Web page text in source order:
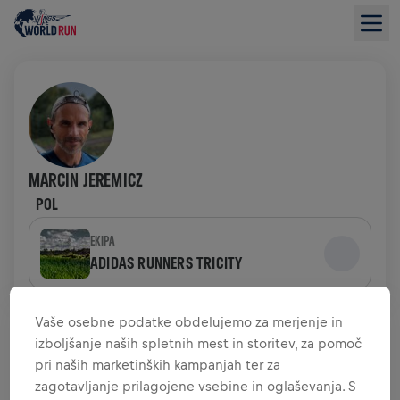
MARCIN JEREMICZ
POL
EKIPA
ADIDAS RUNNERS TRICITY
PREGLED ZBIRANJA SREDSTEV
0,00 $ ZBRANIH SREDSTEV 0,00 $ CILJ
Vaše osebne podatke obdelujemo za merjenje in
izboljšanje naših spletnih mest in storitev, za pomoč
pri naših marketinških kampanjah ter za
zagotavljanje prilagojene vsebine in oglaševanja. S